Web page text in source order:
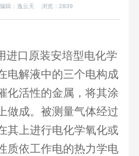
辑：逸云天 浏览： 2839
进口原装安培型电化学
电解液中的三个电构成
化活性的金属，将其涂
做成。被测量气体经过
其上进行电化学氧化或
质依工作电的热力学电